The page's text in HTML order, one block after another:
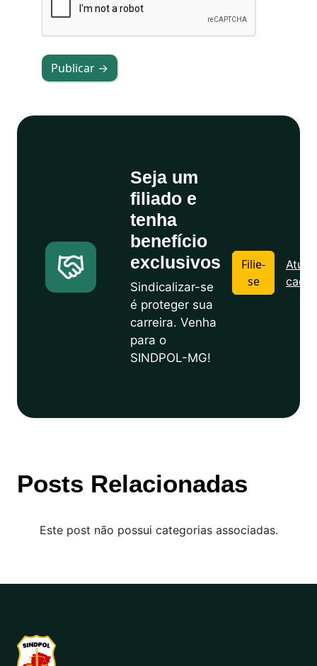
Publicar →
Seja um
filiado e
tenha
benefício
exclusivos
Sindicalizar-se
é proteger sua
carreira. Venha
para o
SINDPOL-MG!
Filie-
se
Posts Relacionadas
Este post não possui categorias associadas.